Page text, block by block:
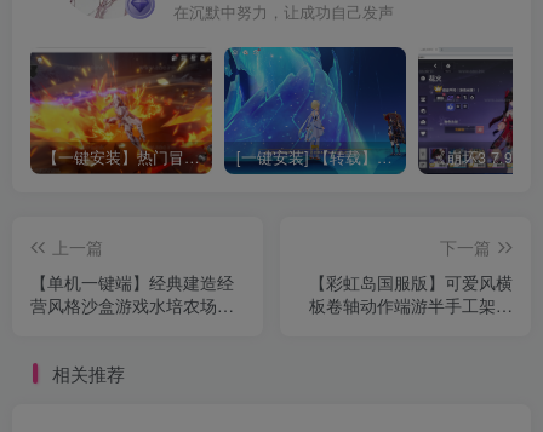
在沉默中努力，让成功自己发声
【一键安装】热门冒险策略类游戏崩坏：星穹铁道全新2.3版本一键端+一键代理+一键启动+免虚拟机 [一键安装] 【转载】原神3.4真端服务端+源码+配套客户端+详尽说明+GM工具+源码说明文件
上一篇
【单机一键端】经典建造经
营风格沙盒游戏水培农场和
下一篇
【彩虹岛国服版】可爱风横
板卷轴动作端游半手工架设
相关推荐